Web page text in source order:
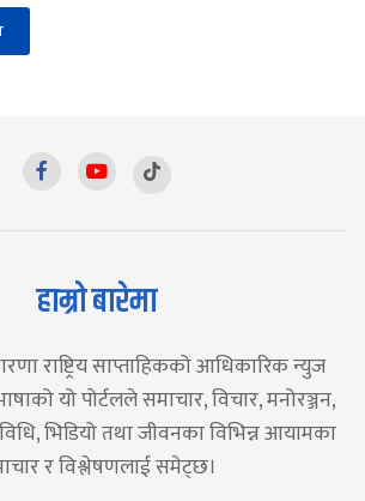
हाम्रो बारेमा
राष्ट्रिय साप्ताहिकको आधिकारिक न्युज
यो पोर्टलले समाचार, विचार, मनोरञ्जन,
भिडियो तथा जीवनका विभिन्न आयामका
र विश्लेषणलाई समेट्छ।